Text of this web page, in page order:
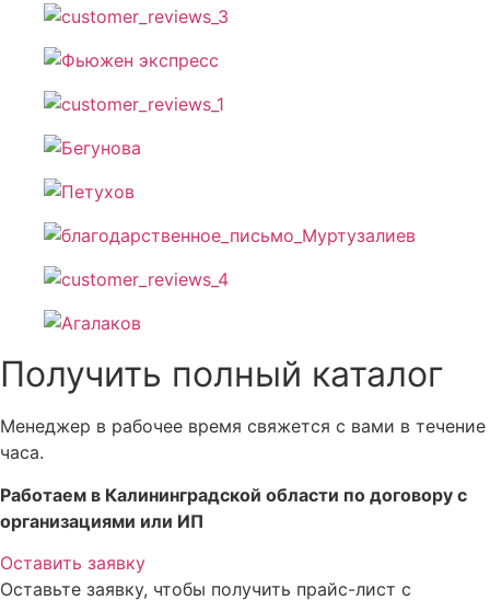
Получить полный каталог
Менеджер в рабочее время свяжется с вами в течение
часа.
Работаем в Калининградской области по договору с
организациями или ИП
Оставить заявку
Оставьте заявку, чтобы получить прайс-лист с